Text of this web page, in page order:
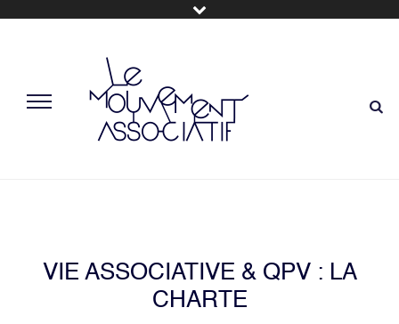
VIE ASSOCIATIVE & QPV : LA
CHARTE